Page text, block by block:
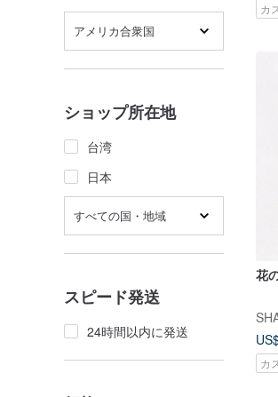
アメリカ合衆国
ショップ所在地
台湾
日本
すべての国・地域
スピード発送
24時間以内に発送
カ
花
カ